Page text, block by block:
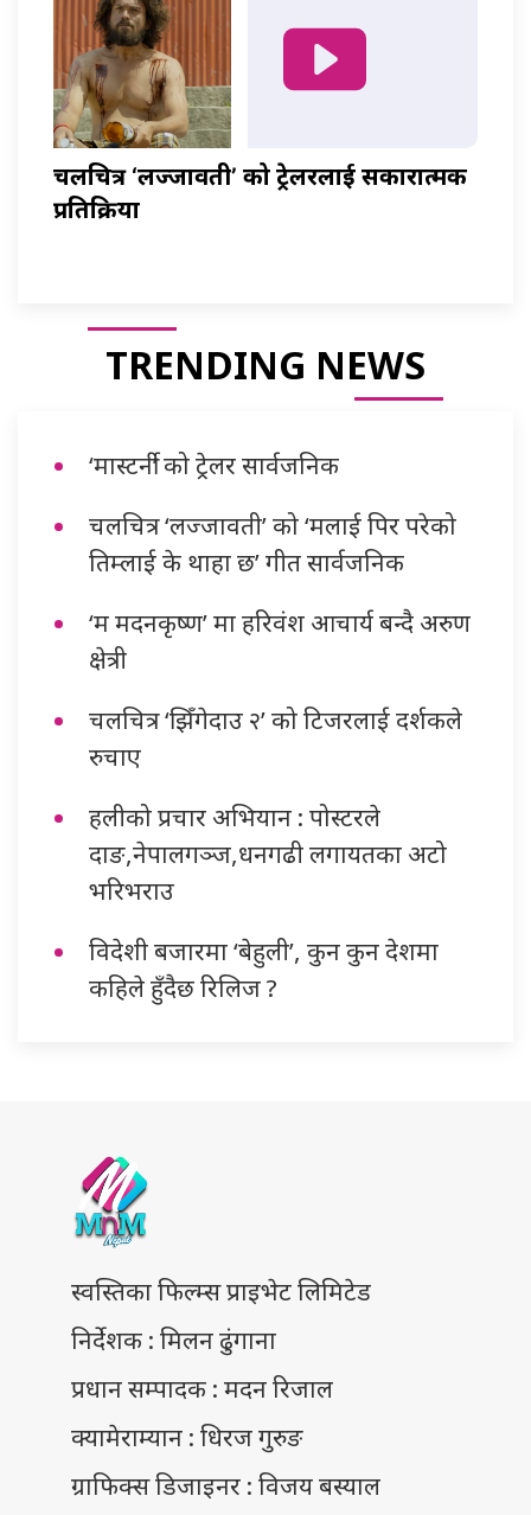
चलचित्र ‘लज्जावती’ को ट्रेलरलाई सकारात्मक
प्रतिक्रिया
TRENDING NEWS
‘मास्टर्नी’ को ट्रेलर सार्वजनिक
चलचित्र ‘लज्जावती’ को ‘मलाई पिर परेको
तिम्लाई के थाहा छ’ गीत सार्वजनिक
‘म मदनकृष्ण’ मा हरिवंश आचार्य बन्दै अरुण
क्षेत्री
चलचित्र ‘झिँगेदाउ २’ को टिजरलाई दर्शकले
रुचाए
हलीको प्रचार अभियान : पोस्टरले
दाङ,नेपालगञ्ज,धनगढी लगायतका अटो
भरिभराउ
विदेशी बजारमा ‘बेहुली’, कुन कुन देशमा
कहिले हुँदैछ रिलिज ?
स्वस्तिका फिल्म्स प्राइभेट लिमिटेड
निर्देशक : मिलन ढुंगाना
प्रधान सम्पादक : मदन रिजाल
क्यामेराम्यान : धिरज गुरुङ
ग्राफिक्स डिजाइनर : विजय बस्याल